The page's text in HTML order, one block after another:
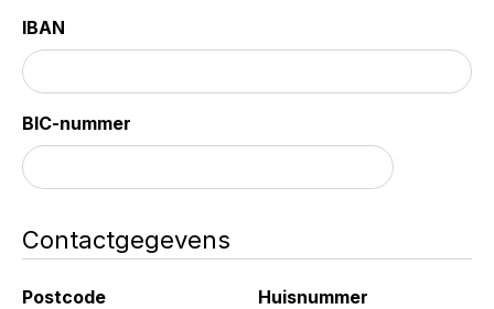
IBAN
BIC-nummer
Contactgegevens
Postcode Huisnummer